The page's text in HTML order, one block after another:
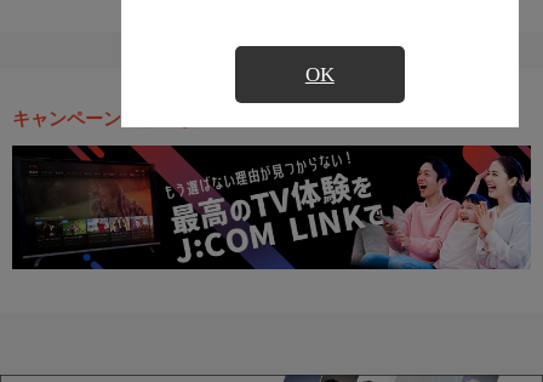
OK
キャンペーン・お得な情報